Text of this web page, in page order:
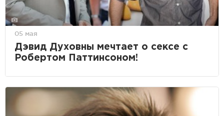
05 мая
Дэвид Духовны мечтает о сексе с
Робертом Паттинсоном!